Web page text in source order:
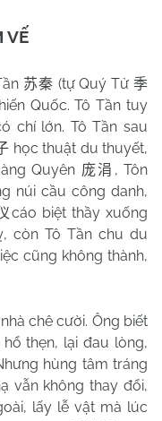
VẾ
苏秦 (tự Quý Tử 季
Quốc.Tô Tần tuy
chí lớn. Tô Tần sau
học thuật du thuyết,
Quyên 庞涓 , Tôn
núi cầu công danh,
cáo biệt thầy xuống
còn Tô Tần chu du
cũng không thành,
chê cười. Ông biết
thẹn, lại đau lòng,
hùng tâm tráng
vẫn không thay đổi,
lấy lễ vật mà lúc